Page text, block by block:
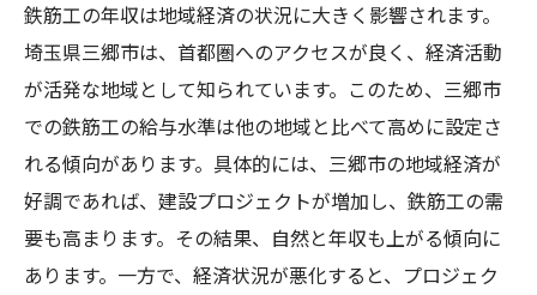
鉄筋工の年収は地域経済の状況に大きく影響されます。
埼玉県三郷市は、首都圏へのアクセスが良く、経済活動
が活発な地域として知られています。このため、三郷市
での鉄筋工の給与水準は他の地域と比べて高めに設定さ
れる傾向があります。具体的には、三郷市の地域経済が
好調であれば、建設プロジェクトが増加し、鉄筋工の需
要も高まります。その結果、自然と年収も上がる傾向に
あります。一方で、経済状況が悪化すると、プロジェク